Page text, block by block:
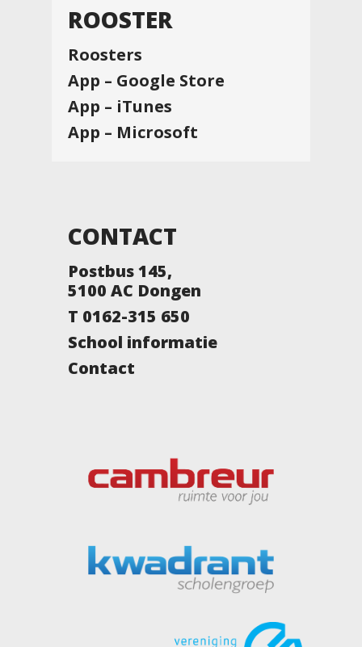
ROOSTER
Roosters
App – Google Store
App – iTunes
App – Microsoft
CONTACT
Postbus 145,
5100 AC Dongen
T 0162-315 650
School informatie
Contact